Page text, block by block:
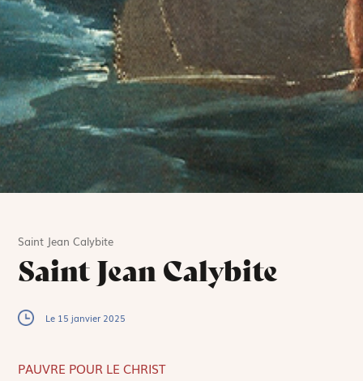
Saint Jean Calybite
Saint Jean Calybite
Le 15 janvier 2025
PAUVRE POUR LE CHRIST